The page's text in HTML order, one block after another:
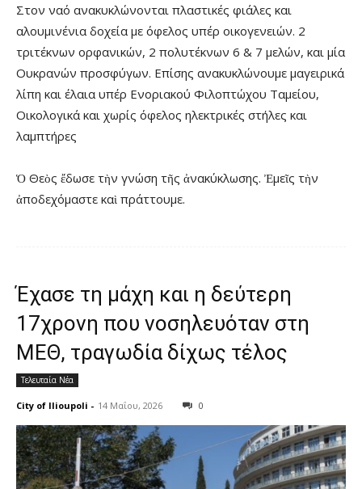
Στον ναό ανακυκλώνονται πλαστικές φιάλες και
αλουμινένια δοχεία με όφελος υπέρ οικογενειών. 2
τριτέκνων ορφανικών, 2 πολυτέκνων 6 & 7 μελών, και μία
Ουκρανών προσφύγων. Επίσης ανακυκλώνουμε μαγειρικά
λίπη και έλαια υπέρ Ενοριακού Φιλοπτώχου Ταμείου,
Οικολογικά και χωρίς όφελος ηλεκτρικές στήλες και
λαμπτήρες
Ὁ Θεὸς ἔδωσε τὴν γνώση τῆς ἀνακύκλωσης. Ἐμεῖς τὴν
ἀποδεχόμαστε καὶ πράττουμε.
Έχασε τη μάχη και η δεύτερη
17χρονη που νοσηλευόταν στη
ΜΕΘ, τραγωδία δίχως τέλος
Τελευταία Νέα
City of Ilioupoli - 14 Μαΐου, 2026 0